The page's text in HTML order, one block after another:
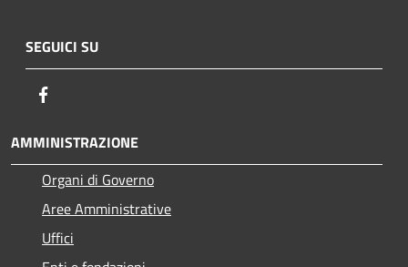
SEGUICI SU
AMMINISTRAZIONE
Organi di Governo
Aree Amministrative
Uffici